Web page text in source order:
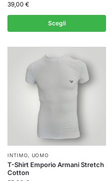
39,00 €
Scegli
INTIMO, UOMO
T-Shirt Emporio Armani Stretch
Cotton